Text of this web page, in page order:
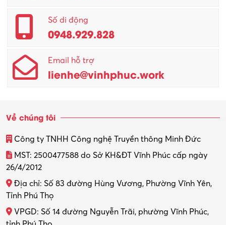
Quản lý – Giám đốc
Quản lý chất lượng – QC
Quản lý sản xuất
Quản trị kinh doanh
Thiết kế nội thất
Thợ máy – Ô tô – Xe máy
Thực tập
Số di động
0948.929.828
Email hỗ trợ
lienhe@vinhphuc.work
Về chúng tôi
Công ty TNHH Công nghệ Truyền thông Minh Đức
MST: 2500477588 do Sở KH&ĐT Vĩnh Phúc cấp ngày
26/4/2012
Địa chỉ: Số 83 đường Hùng Vương, Phường Vĩnh Yên,
Tỉnh Phú Thọ
VPGD: Số 14 đường Nguyễn Trãi, phường Vĩnh Phúc,